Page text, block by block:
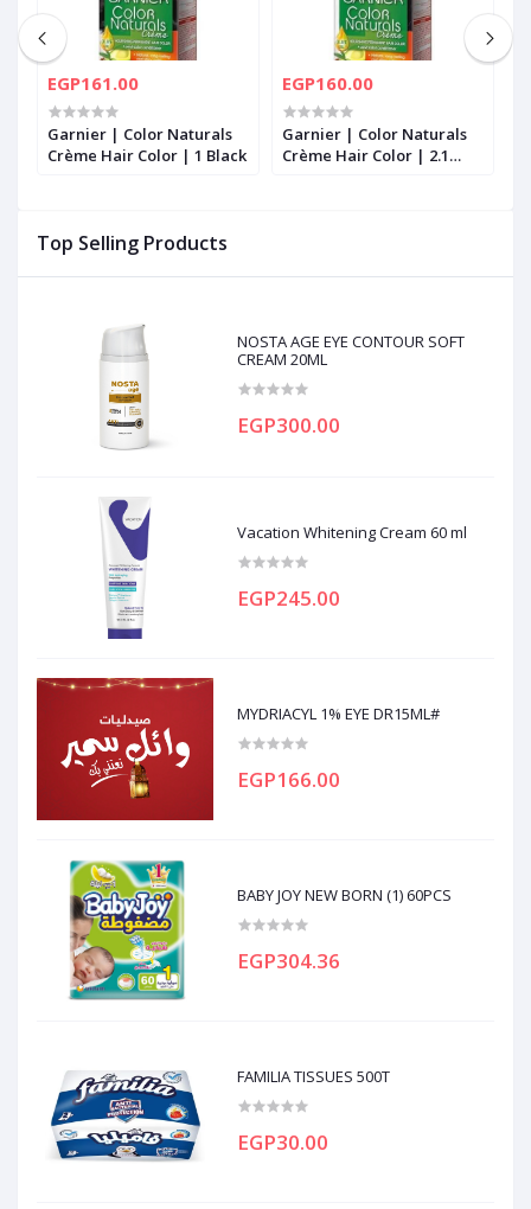
Top Selling Products
NOSTA AGE EYE CONTOUR SOFT
CREAM 20ML
EGP300.00
Vacation Whitening Cream 60 ml
EGP245.00
MYDRIACYL 1% EYE DR15ML#
EGP166.00
BABY JOY NEW BORN (1) 60PCS
EGP304.36
FAMILIA TISSUES 500T
EGP30.00
EGP161.00
Garnier | Color Naturals
Crème Hair Color | 1 Black
EGP160.00
Garnier | Color Naturals
Crème Hair Color | 2.1